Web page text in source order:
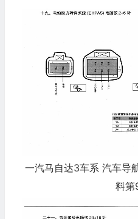
一汽马自达3车系 汽车导
料第